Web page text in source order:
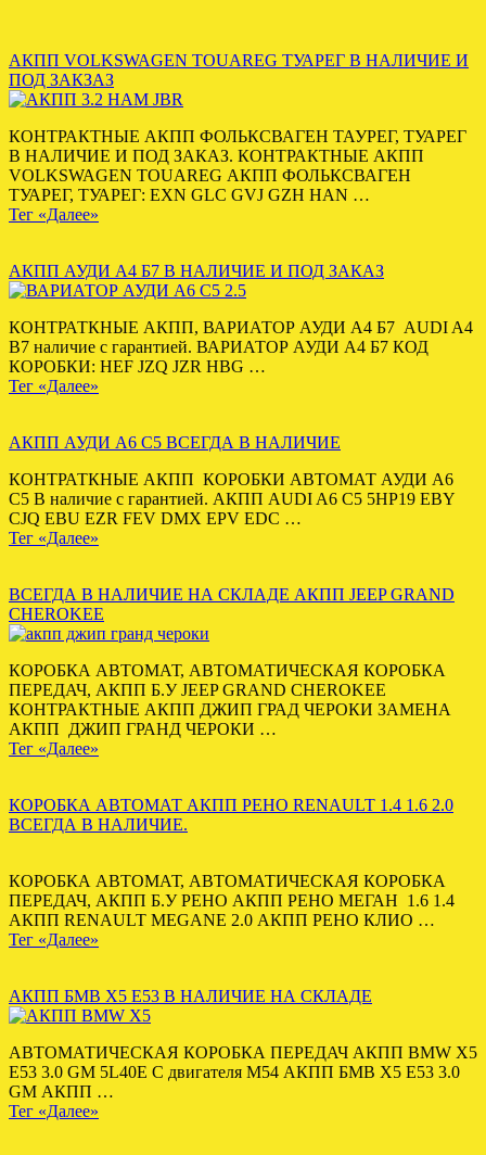
АКПП VOLKSWAGEN TOUAREG ТУАРЕГ В НАЛИЧИЕ И
ПОД ЗАКЗАЗ
КОНТРАКТНЫЕ АКПП ФОЛЬКСВАГЕН ТАУРЕГ, ТУАРЕГ
В НАЛИЧИЕ И ПОД ЗАКАЗ. КОНТРАКТНЫЕ АКПП
VOLKSWAGEN TOUAREG АКПП ФОЛЬКСВАГЕН
ТУАРЕГ, ТУАРЕГ: EXN GLC GVJ GZH HAN …
Тег «Далее»
АКПП АУДИ А4 Б7 В НАЛИЧИЕ И ПОД ЗАКАЗ
КОНТРАТКНЫЕ АКПП, ВАРИАТОР АУДИ А4 Б7 AUDI A4
B7 наличие с гарантией. ВАРИАТОР АУДИ А4 Б7 КОД
КОРОБКИ: HEF JZQ JZR HBG …
Тег «Далее»
АКПП АУДИ А6 С5 ВСЕГДА В НАЛИЧИЕ
КОНТРАТКНЫЕ АКПП КОРОБКИ АВТОМАТ АУДИ А6
С5 В наличие с гарантией. АКПП AUDI A6 C5 5HP19 EBY
CJQ EBU EZR FEV DMX EPV EDC …
Тег «Далее»
ВСЕГДА В НАЛИЧИЕ НА СКЛАДЕ АКПП JEEP GRAND
CHEROKEE
КОРОБКА АВТОМАТ, АВТОМАТИЧЕСКАЯ КОРОБКА
ПЕРЕДАЧ, АКПП Б.У JEEP GRAND CHEROKEE
КОНТРАКТНЫЕ АКПП ДЖИП ГРАД ЧЕРОКИ ЗАМЕНА
АКПП ДЖИП ГРАНД ЧЕРОКИ …
Тег «Далее»
КОРОБКА АВТОМАТ АКПП РЕНО RENAULT 1.4 1.6 2.0
ВСЕГДА В НАЛИЧИЕ.
КОРОБКА АВТОМАТ, АВТОМАТИЧЕСКАЯ КОРОБКА
ПЕРЕДАЧ, АКПП Б.У РЕНО АКПП РЕНО МЕГАН 1.6 1.4
АКПП RENAULT MEGANE 2.0 АКПП РЕНО КЛИО …
Тег «Далее»
АКПП БМВ Х5 Е53 В НАЛИЧИЕ НА СКЛАДЕ
АВТОМАТИЧЕСКАЯ КОРОБКА ПЕРЕДАЧ АКПП BMW X5
E53 3.0 GM 5L40E С двигателя M54 АКПП БМВ Х5 Е53 3.0
GM АКПП …
Тег «Далее»